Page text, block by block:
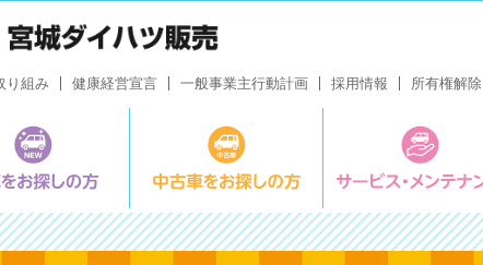
り組み 健康経営宣言 一般事業主行動計画 採用情報 所有権解除